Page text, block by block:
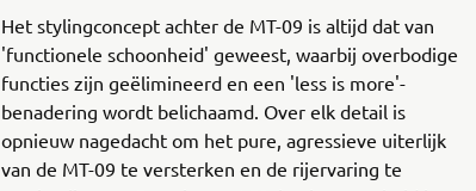
Het stylingconcept achter de MT-09 is altijd dat van
'functionele schoonheid' geweest, waarbij overbodige
functies zijn geëlimineerd en een 'less is more'-
benadering wordt belichaamd. Over elk detail is
opnieuw nagedacht om het pure, agressieve uiterlijk
van de MT-09 te versterken en de rijervaring te